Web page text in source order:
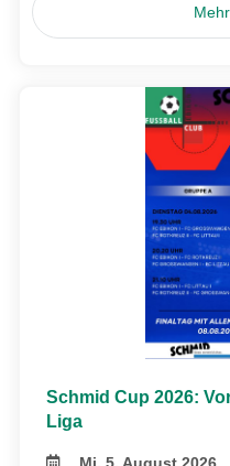
Schmid Cup 2026:
Liga